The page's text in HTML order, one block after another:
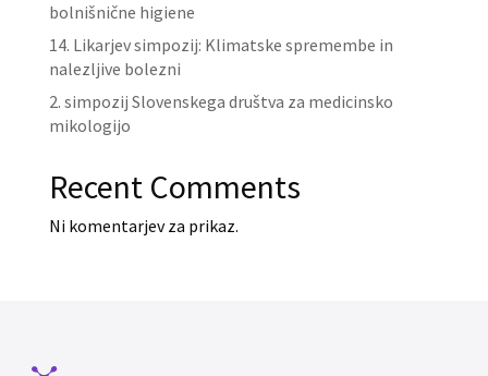
bolnišnične higiene
14. Likarjev simpozij: Klimatske spremembe in
nalezljive bolezni
2. simpozij Slovenskega društva za medicinsko
mikologijo
Recent Comments
Ni komentarjev za prikaz.